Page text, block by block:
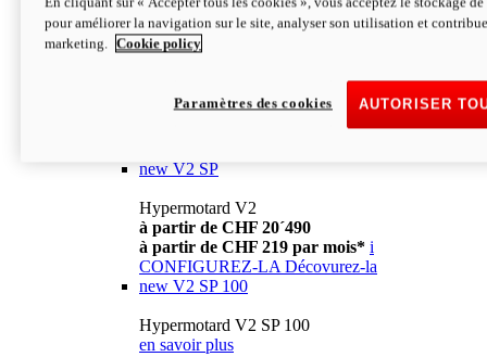
à partir de CHF 13´990 i
CONFIGUREZ-LA Décovurez-la
newV2
à partir de CHF 15´990
à partir de CHF 169 par mois* i
new V2 SP
Hypermotard V2
à partir de CHF 20´490
à partir de CHF 219 par mois* i
CONFIGUREZ-LA Décovurez-la
new V2 SP 100
Hypermotard V2 SP 100
en savoir plus
pour améliorer la navigation sur le site, analyser son utilisation et
marketing.
Cookie policy
AUTORISER
Paramètres des cookies